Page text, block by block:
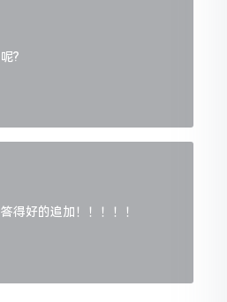
?
得好的追加！！！！！